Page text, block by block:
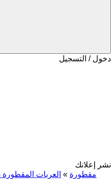
دخول / التسجيل
نشر إعلانك
مقطورة » العربات المقطورة